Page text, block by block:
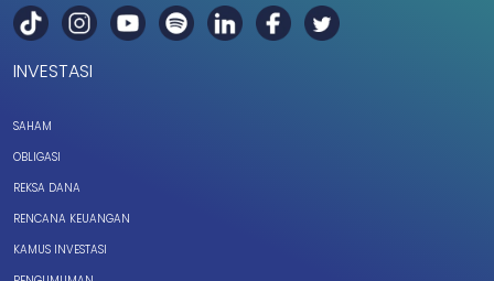
INVESTASI
SAHAM
OBLIGASI
REKSA DANA
RENCANA KEUANGAN
KAMUS INVESTASI